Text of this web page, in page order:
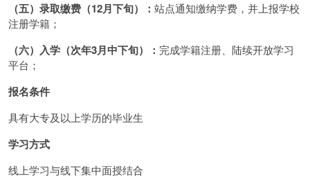
（五）录取缴费（12月下旬）： 站点通知缴纳学费，并上报学校
注册学籍；
（六）入学（次年3月中下旬）： 完成学籍注册、陆续开放学习
平台；
报名条件
具有大专及以上学历的毕业生
学习方式
线上学习与线下集中面授结合